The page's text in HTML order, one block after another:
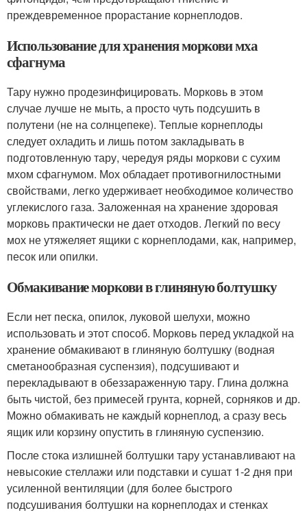
преждевременное прорастание корнеплодов.
Использование для хранения моркови мха
сфагнума
Тару нужно продезинфицировать. Морковь в этом
случае лучше не мыть, а просто чуть подсушить в
полутени (не на солнцепеке). Теплые корнеплоды
следует охладить и лишь потом закладывать в
подготовленную тару, чередуя ряды моркови с сухим
мхом сфагнумом. Мох обладает противогнилостными
свойствами, легко удерживает необходимое количество
углекислого газа. Заложенная на хранение здоровая
морковь практически не дает отходов. Легкий по весу
мох не утяжеляет ящики с корнеплодами, как, например,
песок или опилки.
Обмакивание моркови в глиняную болтушку
Если нет песка, опилок, луковой шелухи, можно
использовать и этот способ. Морковь перед укладкой на
хранение обмакивают в глиняную болтушку (водная
сметанообразная суспензия), подсушивают и
перекладывают в обеззараженную тару. Глина должна
быть чистой, без примесей грунта, корней, сорняков и др.
Можно обмакивать не каждый корнеплод, а сразу весь
ящик или корзину опустить в глиняную суспензию.
После стока излишней болтушки тару устанавливают на
невысокие стеллажи или подставки и сушат 1-2 дня при
усиленной вентиляции (для более быстрого
подсушивания болтушки на корнеплодах и стенках